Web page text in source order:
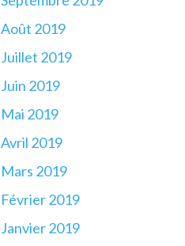
Août 2019
Juillet 2019
Juin 2019
Mai 2019
Avril 2019
Mars 2019
Février 2019
Janvier 2019